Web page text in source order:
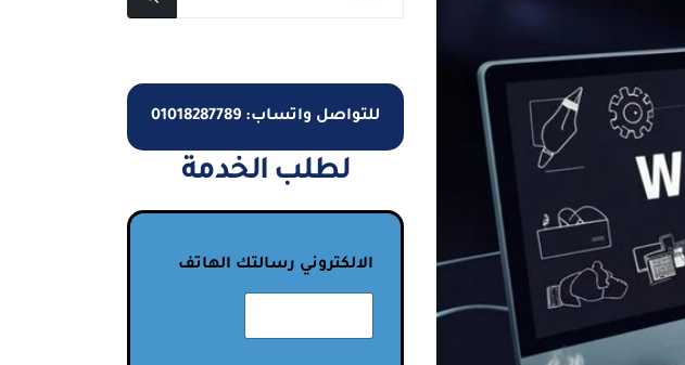
للتواصل واتساب: 01018287789
لطلب الخدمة
الالكتروني رسالتك الهاتف